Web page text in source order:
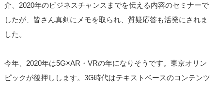
介、2020年のビジネスチャンスまでを伝える内容のセミナーで
したが、皆さん真剣にメモを取られ、質疑応答も活発にされま
した。
今年、2020年は5G×AR・VRの年になりそうです。東京オリン
ピックが後押しします。3G時代はテキストベースのコンテンツ